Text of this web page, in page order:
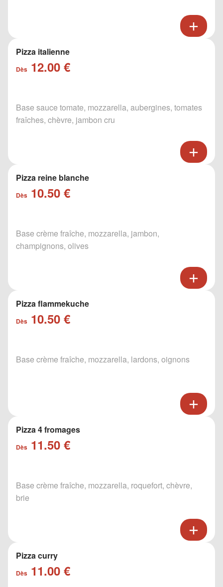
Pizza italienne
Dès 12.00 €
Base sauce tomate, mozzarella, aubergines, tomates
fraîches, chèvre, jambon cru
Pizza reine blanche
Dès 10.50 €
Base crème fraîche, mozzarella, jambon,
champignons, olives
Pizza flammekuche
Dès 10.50 €
Base crème fraîche, mozzarella, lardons, oignons
Pizza 4 fromages
Dès 11.50 €
Base crème fraîche, mozzarella, roquefort, chèvre,
brie
Pizza curry
Dès 11.00 €